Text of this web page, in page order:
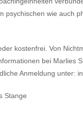
psychischen wie auch
kostenfrei. Von
bei Marlies
Anmeldung unter:
Stange